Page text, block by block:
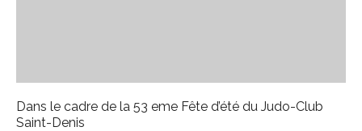
Dans le cadre de la 53 eme Fête d’été du Judo-Club
Saint-Denis